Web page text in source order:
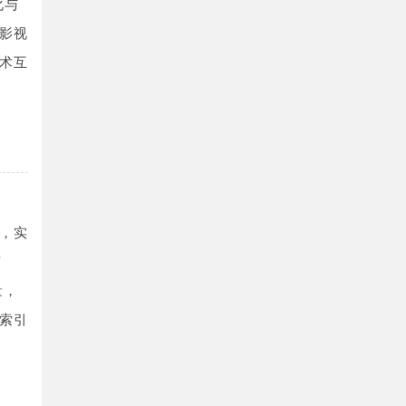
与
视
互
实
引